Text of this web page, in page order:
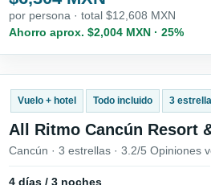
por persona · total $12,608 MXN
Ahorro aprox. $2,004 MXN · 25%
Vuelo + hotel Todo incluido 3
All Ritmo Cancún Resort
Cancún · 3 estrellas · 3.2/5 Opiniones
4 días / 3 noches